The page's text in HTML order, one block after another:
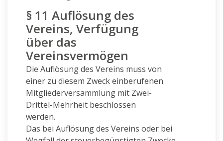
§ 11 Auflösung des
Vereins, Verfügung
über das
Vereinsvermögen
Die Auflösung des Vereins muss von
einer zu diesem Zweck einberufenen
Mitgliederversammlung mit Zwei-
Drittel-Mehrheit beschlossen
werden.
Das bei Auflösung des Vereins oder bei